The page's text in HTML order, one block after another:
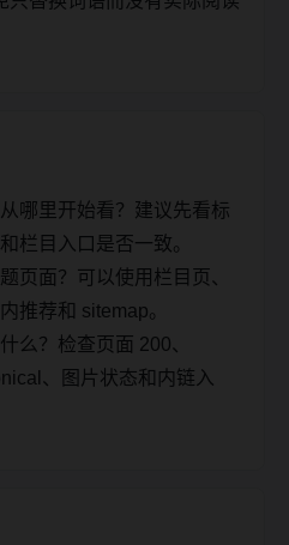
哪里开始看？建议先看标
栏目入口是否一致。
页面？可以使用栏目页、
推荐和 sitemap。
么？检查页面 200、
、图片状态和内链入